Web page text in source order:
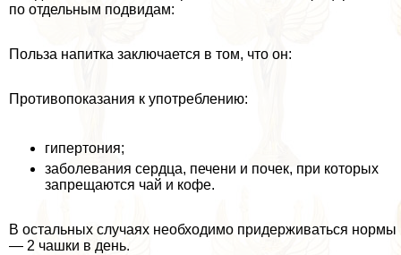
по отдельным подвидам:
Польза напитка заключается в том, что он:
Противопоказания к употрeблению:
гипертония;
заболевания сердца, печени и почек, при которых
запрещаются чай и кофе.
В остальных случаях необходимо придерживаться нормы
— 2 чашки в день.